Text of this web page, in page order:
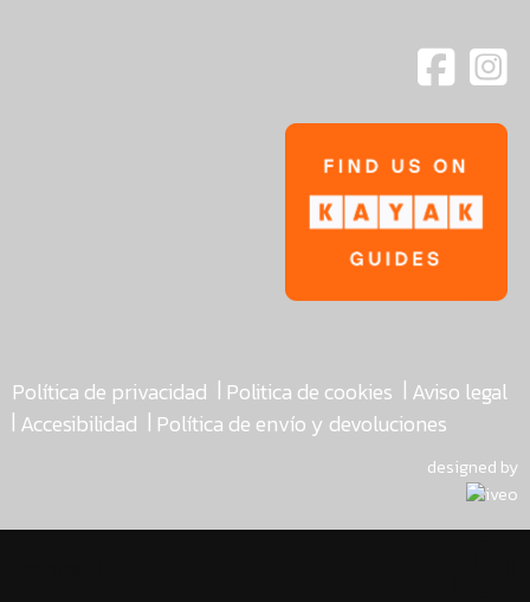
Política de privacidad | Politica de cookies | Aviso legal
| Accesibilidad | Política de envío y devoluciones
designed by